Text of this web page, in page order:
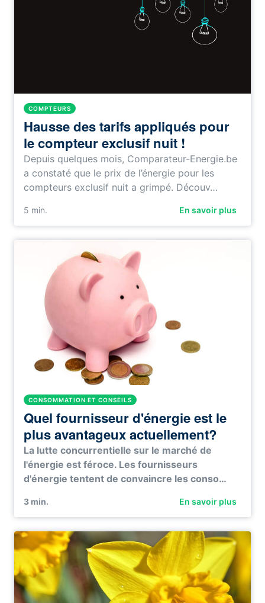
COMPTEURS
Hausse des tarifs appliqués pour
le compteur exclusif nuit !
Depuis quelques mois, Comparateur-Energie.be
a constaté que le prix de l’énergie pour les
compteurs exclusif nuit a grimpé. Découv…
5 min. En savoir plus
CONSOMMATION ET CONSEILS
Quel fournisseur d'énergie est le
plus avantageux actuellement?
La lutte concurrentielle sur le marché de
l'énergie est féroce. Les fournisseurs
d'énergie tentent de convaincre les conso…
3 min. En savoir plus